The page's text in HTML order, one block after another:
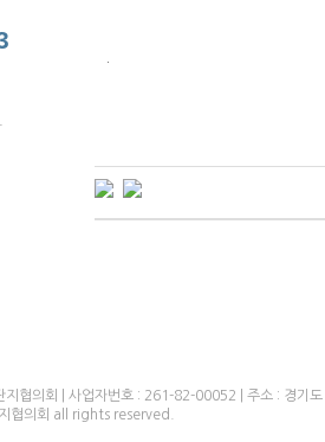
지협의회 | 사업자번호 : 261-82-00052 | 주소 :
협의회 all rights reserved.